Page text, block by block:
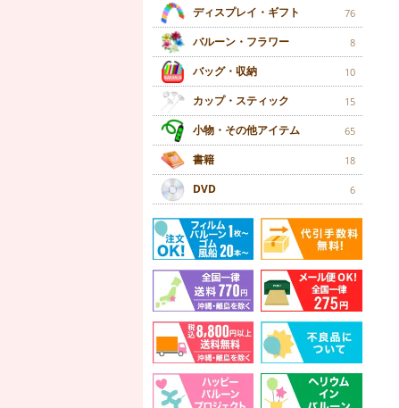
ディスプレイ・ギフト 76
バルーン・フラワー 8
バッグ・収納 10
カップ・スティック 15
小物・その他アイテム 65
書籍 18
DVD 6